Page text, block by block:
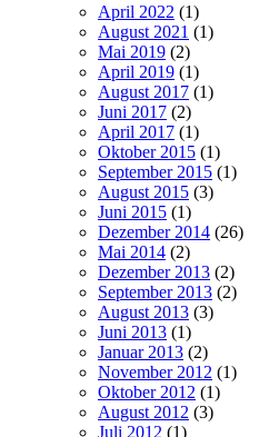
April 2022 (1)
August 2021 (1)
Mai 2019 (2)
April 2019 (1)
August 2017 (1)
Juni 2017 (2)
April 2017 (1)
Oktober 2015 (1)
September 2015 (1)
August 2015 (3)
Juni 2015 (1)
Dezember 2014 (26)
Mai 2014 (2)
Dezember 2013 (2)
September 2013 (2)
August 2013 (3)
Juni 2013 (1)
Januar 2013 (2)
November 2012 (1)
Oktober 2012 (1)
August 2012 (3)
Juli 2012 (1)